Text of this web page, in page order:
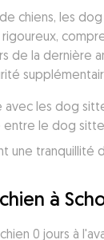
chiens, les
de la dernière
avec les dog
le dog
à
0 jours à